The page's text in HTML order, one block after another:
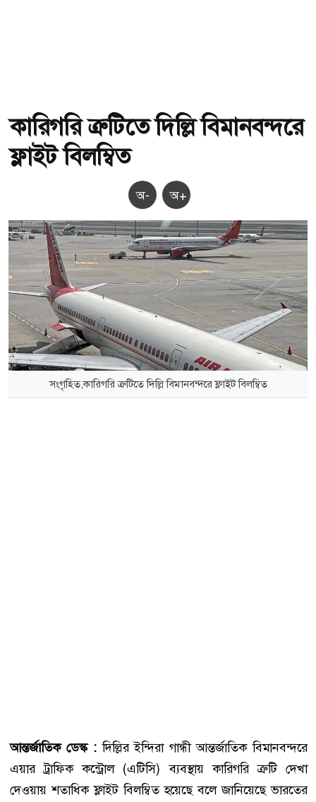
কারিগরি ত্রুটিতে দিল্লি বিমানবন্দরে
ফ্লাইট বিলম্বিত
অ- অ+
সংগৃহিত,কারিগরি ত্রুটিতে দিল্লি বিমানবন্দরে ফ্লাইট বিলম্বিত
আন্তর্জাতিক ডেস্ক :দিল্লির ইন্দিরা গান্ধী আন্তর্জাতিক বিমানবন্দরে
এয়ার ট্রাফিক কন্ট্রোল (এটিসি) ব্যবস্থায় কারিগরি ত্রুটি দেখা
দেওয়ায় শতাধিক ফ্লাইট বিলম্বিত হয়েছে বলে জানিয়েছে ভারতের